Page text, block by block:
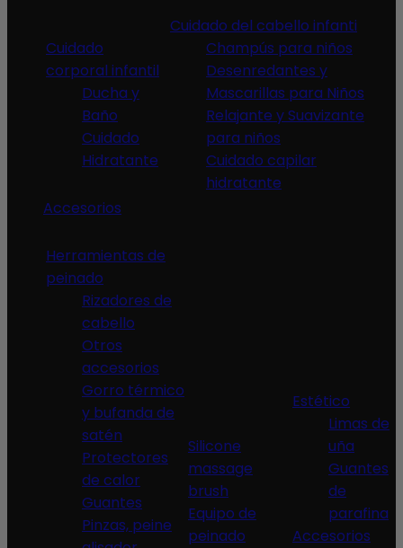
Cuidado
corporal infantil
Ducha y
Baño
Cuidado
Hidratante
Cuidado del cabello infanti
Champús para niños
Desenredantes y
Mascarillas para Niños
Relajante y Suavizante
para niños
Cuidado capilar
hidratante
Accesorios
Herramientas de
peinado
Rizadores de
cabello
Otros
accesorios
Gorro térmico
y bufanda de
satén
Protectores
de calor
Guantes
Pinzas, peine
Silicone
massage
brush
Equipo de
peinado
Estético
Limas de
uña
Guantes
de
parafina
Accesorios